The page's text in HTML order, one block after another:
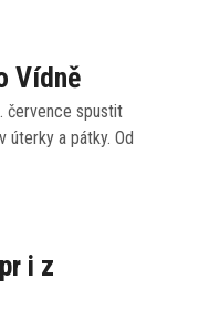
Vídně
července spustit
úterky a pátky. Od
i z